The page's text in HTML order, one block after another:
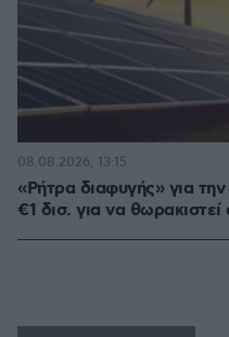
«Ρήτρα διαφυγής» για
€1 δισ. για να
08.08.2026, 13:15